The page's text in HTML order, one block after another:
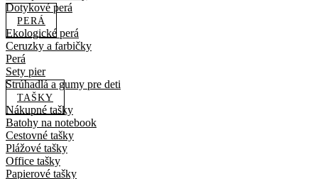
Dotykové perá
PERÁ
Ekologické perá
Ceruzky a farbičky
Perá
Sety pier
Strúhadlá a gumy pre deti
TAŠKY
Nákupné tašky
Batohy na notebook
Cestovné tašky
Plážové tašky
Office tašky
Papierové tašky